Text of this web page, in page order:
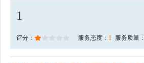
1
评分： 服务态度： 1 服务质量：